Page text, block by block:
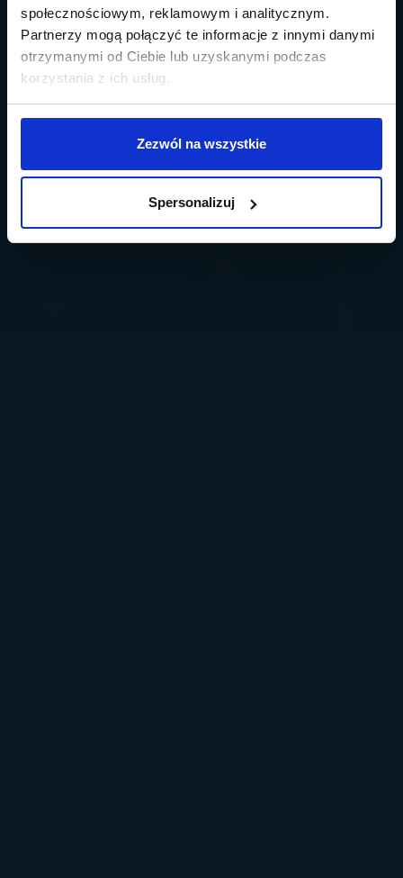
społecznościowym, reklamowym i analitycznym.
Partnerzy mogą połączyć te informacje z innymi danymi
otrzymanymi od Ciebie lub uzyskanymi podczas
korzystania z ich usług.
Zezwól na wszystkie
Spersonalizuj